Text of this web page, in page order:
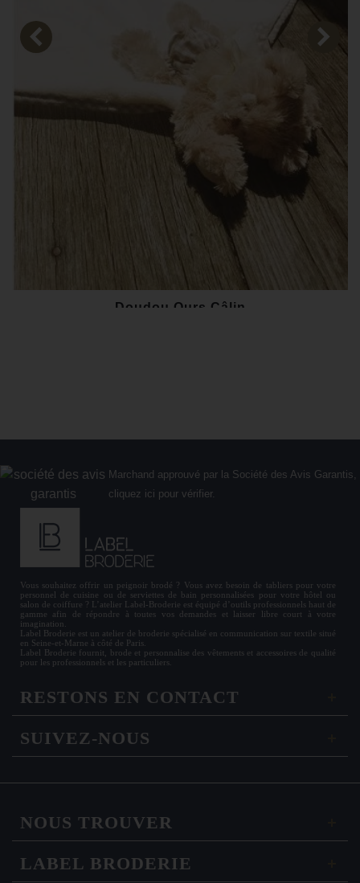
Doudou Ours Câlin
Marchand approuvé par la Société des Avis Garantis,
cliquez ici pour vérifier.
Vous souhaitez offrir un peignoir brodé ? Vous avez besoin de tabliers pour votre
personnel de cuisine ou de serviettes de bain personnalisées pour votre hôtel ou
salon de coiffure ? L’atelier Label-Broderie est équipé d’outils professionnels haut de
gamme afin de répondre à toutes vos demandes et laisser libre court à votre
imagination.
Label Broderie est un atelier de broderie spécialisé en communication sur textile situé
en Seine-et-Marne à côté de Paris.
Label Broderie fournit, brode et personnalise des vêtements et accessoires de qualité
pour les professionnels et les particuliers.
RESTONS EN CONTACT
SUIVEZ-NOUS
NOUS TROUVER
LABEL BRODERIE